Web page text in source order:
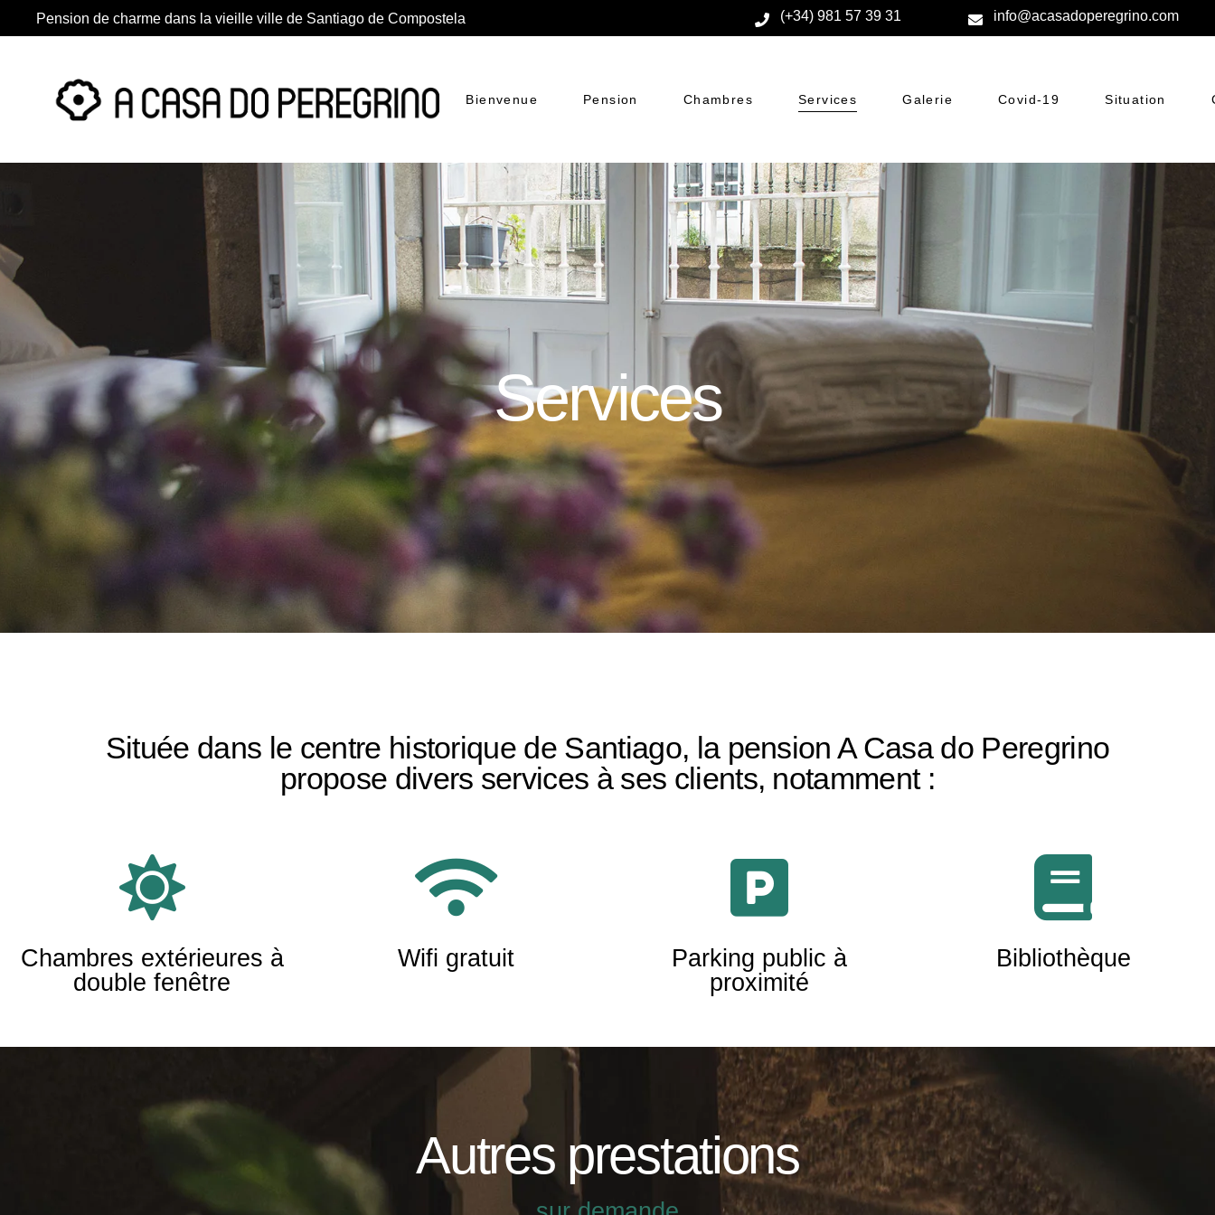
Pension de charme dans la vieille ville de Santiago de Compostela (+34) 981 57 39 31 info@acasadoperegrino.com
Bienvenue Pension Chambres Services Galerie Covid-19 Situation
Services
Située dans le centre historique de Santiago, la pension A Casa do Peregrino
propose divers services à ses clients, notamment :
Chambres extérieures à
double fenêtre
Wifi gratuit
Parking public à
proximité
Bibliothèque
Autres prestations